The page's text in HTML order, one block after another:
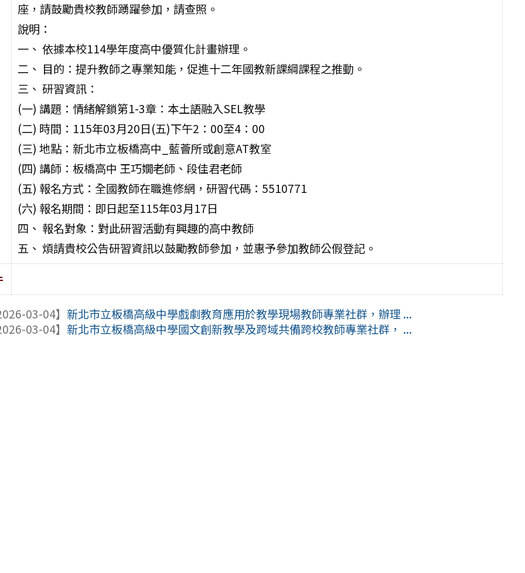
座，請鼓勵貴校教師踴躍參加，請查照。
說明：
一、 依據本校114學年度高中優質化計畫辦理。
二、 目的：提升教師之專業知能，促進十二年國教新課綱課程之推動。
三、 研習資訊：
(一) 講題：情緒解鎖第1-3章：本土語融入SEL教學
(二) 時間：115年03月20日(五)下午2：00至4：00
(三) 地點：新北市立板橋高中_藍薈所或創意AT教室
(四) 講師：板橋高中 王巧嫺老師、段佳君老師
(五) 報名方式：全國教師在職進修網，研習代碼：5510771
(六) 報名期間：即日起至115年03月17日
四、 報名對象：對此研習活動有興趣的高中教師
五、 煩請貴校公告研習資訊以鼓勵教師參加，並惠予參加教師公假登記。
03-04】 新北市立板橋高級中學戲劇教育應用於教學現場教師專業社群，辦理 ...
03-04】 新北市立板橋高級中學國文創新教學及跨域共備跨校教師專業社群， ...